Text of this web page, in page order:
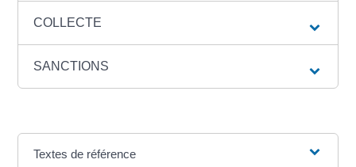
COLLECTE
SANCTIONS
Textes de référence